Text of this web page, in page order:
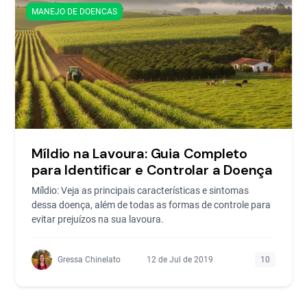
MANEJO DE DOENCAS
Míldio na Lavoura: Guia Completo
para Identificar e Controlar a Doença
Míldio: Veja as principais características e sintomas
dessa doença, além de todas as formas de controle para
evitar prejuízos na sua lavoura.
Gressa Chinelato 12 de Jul de 2019 10